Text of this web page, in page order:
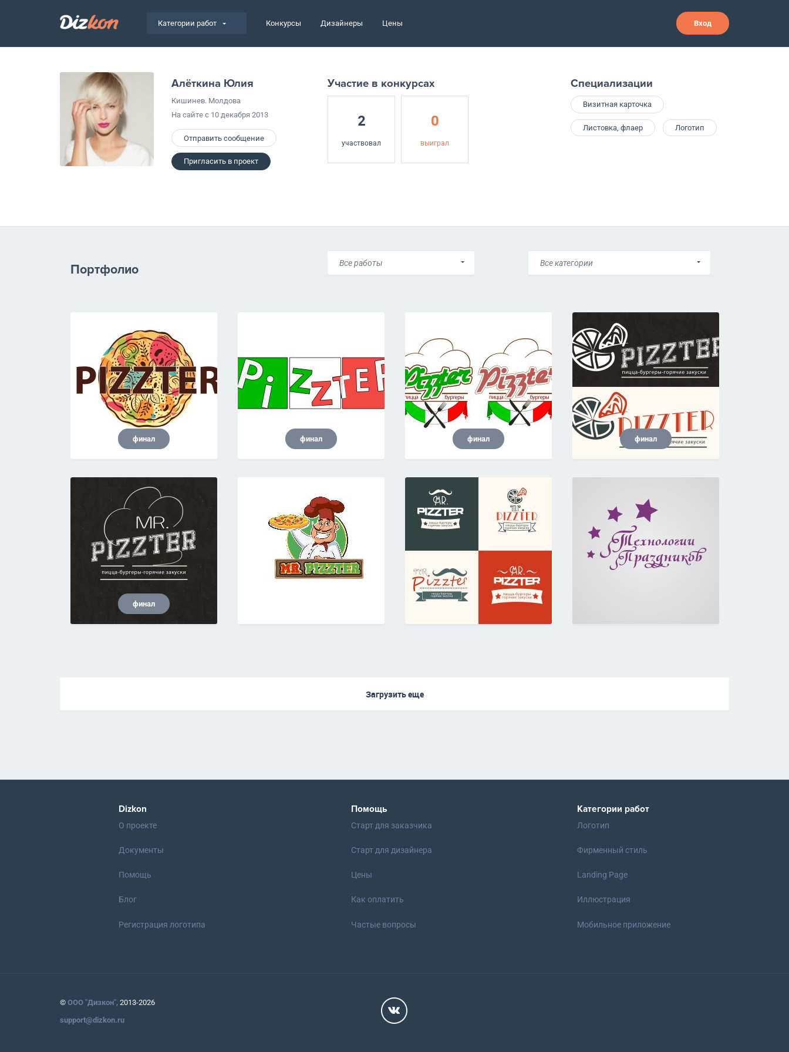
Категории работ Конкурсы Дизайнеры Цены Вход
Алёткина Юлия
Кишинев. Молдова
На сайте с 10 декабря 2013
Отправить сообщение
Пригласить в проект
Участие в конкурсах
2
участвовал
0
выиграл
Специализации
Визитная карточка
Листовка, флаер Логотип
Портфолио Все работы Все категории
финал финал финал финал
финал
Загрузить еще
Dizkon
О проекте
Документы
Помощь
Блог
Регистрация логотипа
Помощь
Старт для заказчика
Старт для дизайнера
Цены
Как оплатить
Частые вопросы
Категории работ
Логотип
Фирменный стиль
Landing Page
Иллюстрация
Мобильное приложение
© ООО "Дизкон", 2013-2026
support@dizkon.ru